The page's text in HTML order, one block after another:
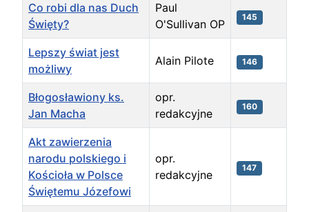
Co robi dla nas Duch
Święty?
Paul
O'Sullivan OP
145
Lepszy świat jest
możliwy
Alain Pilote 146
Błogosławiony ks.
Jan Macha
opr.
redakcyjne
160
Akt zawierzenia
narodu polskiego i
Kościoła w Polsce
Świętemu Józefowi
opr.
redakcyjne
147